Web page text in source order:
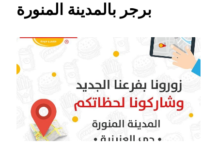
برجر بالمدينة المنورة